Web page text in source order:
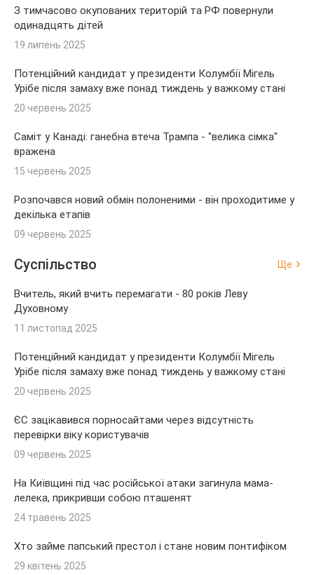
З тимчасово окупованих територій та РФ повернули
одинадцять дітей
19 липень 2025
Потенційний кандидат у президенти Колумбії Мігель
Урібе після замаху вже понад тиждень у важкому стані
20 червень 2025
Саміт у Канаді: ганебна втеча Трампа - "велика сімка"
вражена
15 червень 2025
Розпочався новий обмін полоненими - він проходитиме у
декілька етапів
09 червень 2025
Суспільство Ще
Вчитель, який вчить перемагати - 80 років Леву
Духовному
11 листопад 2025
Потенційний кандидат у президенти Колумбії Мігель
Урібе після замаху вже понад тиждень у важкому стані
20 червень 2025
ЄС зацікавився порносайтами через відсутність
перевірки віку користувачів
09 червень 2025
На Київщині під час російської атаки загинула мама-
лелека, прикривши собою пташенят
24 травень 2025
Хто займе папський престол і стане новим понтифіком
29 квітень 2025